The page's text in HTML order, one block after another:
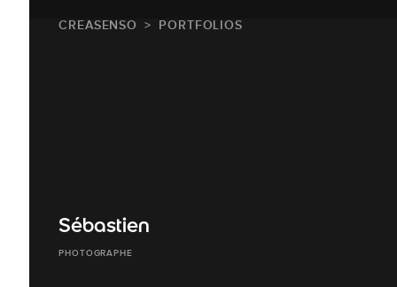
CREASENSO PORTFOLIOS
Sébastien
PHOTOGRAPHE